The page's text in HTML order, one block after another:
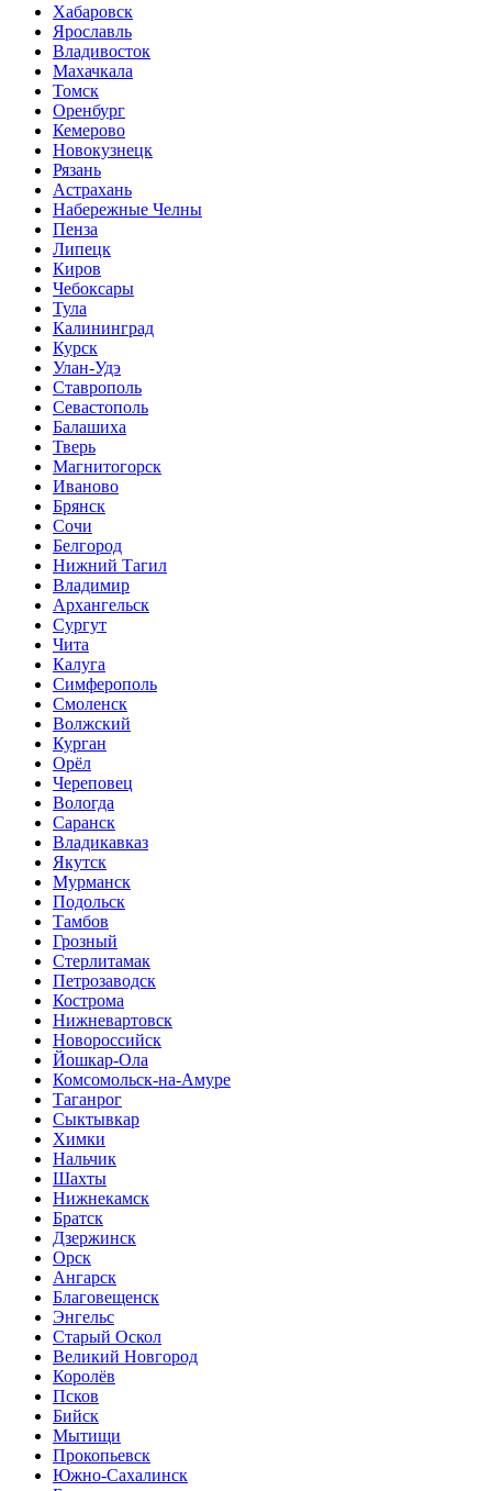
Хабаровск
Ярославль
Владивосток
Махачкала
Томск
Оренбург
Кемерово
Новокузнецк
Рязань
Астрахань
Набережные Челны
Пенза
Липецк
Киров
Чебоксары
Тула
Калининград
Курск
Улан-Удэ
Ставрополь
Севастополь
Балашиха
Тверь
Магнитогорск
Иваново
Брянск
Сочи
Белгород
Нижний Тагил
Владимир
Архангельск
Сургут
Чита
Калуга
Симферополь
Смоленск
Волжский
Курган
Орёл
Череповец
Вологда
Саранск
Владикавказ
Якутск
Мурманск
Подольск
Тамбов
Грозный
Стерлитамак
Петрозаводск
Кострома
Нижневартовск
Новороссийск
Йошкар-Ола
Комсомольск-на-Амуре
Таганрог
Сыктывкар
Химки
Нальчик
Шахты
Нижнекамск
Братск
Дзержинск
Орск
Ангарск
Благовещенск
Энгельс
Старый Оскол
Великий Новгород
Королёв
Псков
Бийск
Мытищи
Прокопьевск
Южно-Сахалинск